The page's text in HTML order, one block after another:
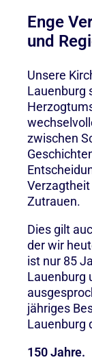
Enge
und
Unsere
Lauenburg
zwischen
Verzagtheit
Zutrauen.
Dies gilt
der wir
ist nur 85
Lauenburg
jähriges
Lauenburg
150 Jahre.